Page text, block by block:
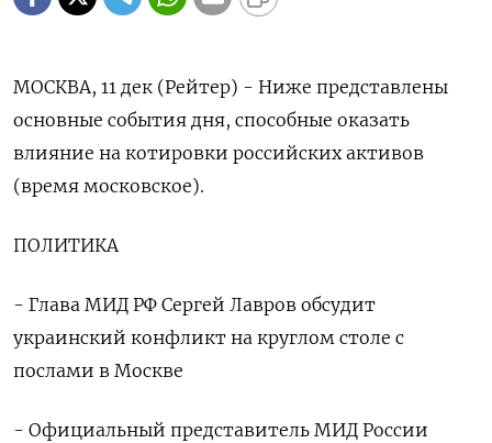
МОСКВА, 11 дек (Рейтер) - Ниже представлены
основные события дня, способные оказать
влияние на котировки российских активов
(время московское).
ПОЛИТИКА
- Глава МИД РФ Сергей Лавров обсудит
украинский конфликт на круглом столе с
послами в Москве
- Официальный представитель МИД России